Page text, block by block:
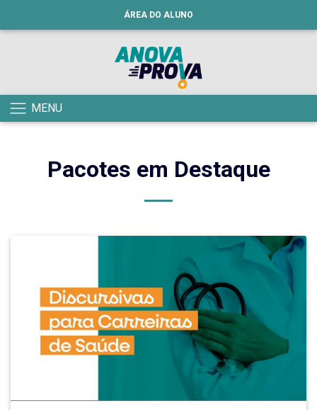
ÁREA DO ALUNO
MENU
Pacotes em Destaque